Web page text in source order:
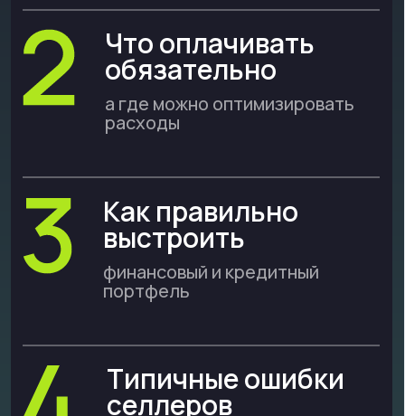
«Полная подготовка
селлера к налоговым
реформам, маркировке
товаров и финансовой
оптимизации в 2026 году»
«Налоги 2026 для
селлеров: пошаговый
гайд по экономии и
безопасности»
Чек-лист
Гайд